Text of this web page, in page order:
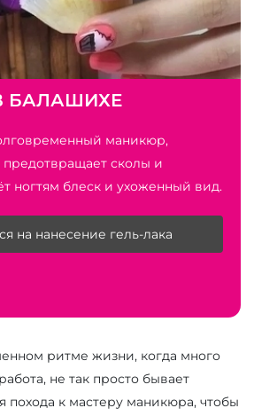
БАЛАШИХЕ
маникюр,
предотвращает сколы и
ногтям блеск и ухоженный вид.
на нанесение гель-лака
ритме жизни, когда много
не так просто бывает
похода к мастеру маникюра, чтобы